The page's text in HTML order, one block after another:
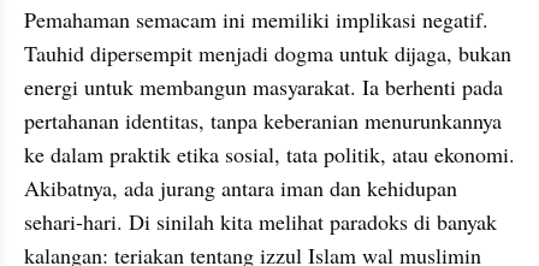
Pemahaman semacam ini memiliki implikasi negatif.
Tauhid dipersempit menjadi dogma untuk dijaga, bukan
energi untuk membangun masyarakat. Ia berhenti pada
pertahanan identitas, tanpa keberanian menurunkannya
ke dalam praktik etika sosial, tata politik, atau ekonomi.
Akibatnya, ada jurang antara iman dan kehidupan
sehari-hari. Di sinilah kita melihat paradoks di banyak
kalangan: teriakan tentang izzul Islam wal muslimin